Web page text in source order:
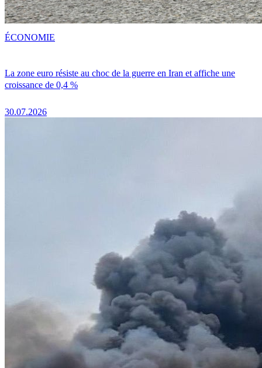
La zone euro résiste au choc de la guerre en Iran et affiche une
croissance de 0,4 %
30.07.2026
ÉCONOMIE